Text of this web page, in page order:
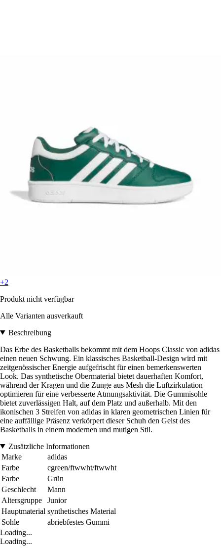
+2
Produkt nicht verfügbar
Alle Varianten ausverkauft
Beschreibung
Das Erbe des Basketballs bekommt mit dem Hoops Classic von adidas
einen neuen Schwung. Ein klassisches Basketball-Design wird mit
zeitgenössischer Energie aufgefrischt für einen bemerkenswerten
Look. Das synthetische Obermaterial bietet dauerhaften Komfort,
während der Kragen und die Zunge aus Mesh die Luftzirkulation
optimieren für eine verbesserte Atmungsaktivität. Die Gummisohle
bietet zuverlässigen Halt, auf dem Platz und außerhalb. Mit den
ikonischen 3 Streifen von adidas in klaren geometrischen Linien für
eine auffällige Präsenz verkörpert dieser Schuh den Geist des
Basketballs in einem modernen und mutigen Stil.
Zusätzliche Informationen
Marke
adidas
Farbe
cgreen/ftwwht/ftwwht
Farbe
Grün
Geschlecht
Mann
Altersgruppe
Junior
Hauptmaterial synthetisches Material
Sohle
abriebfestes Gummi
Loading...
Loading...